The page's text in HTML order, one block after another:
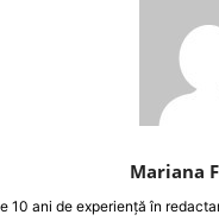
Mariana
10 ani de experiență în